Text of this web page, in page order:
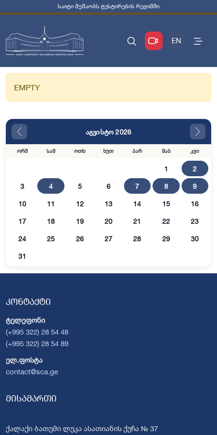
საიტი მუშაობს ტესტირების რეჟიმში
EN
EMPTY
აგვისტო 2026
ორშ სამ ოთხ ხუთ პარ შაბ კვი
1 2
3 4 5 6 7 8 9
10 11 12 13 14 15 16
17 18 19 20 21 22 23
24 25 26 27 28 29 30
31
კონტაქტი
ტელეფონი
(+995 322) 28 54 48
(+995 322) 28 54 89
ელ.ფოსტა
contact@sca.ge
მისამართი
ქალაქი ბათუმი ლუკა ასათიანის ქუჩა № 37